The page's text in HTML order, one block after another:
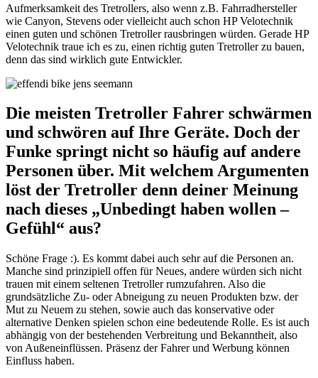
Aufmerksamkeit des Tretrollers, also wenn z.B. Fahrradhersteller
wie Canyon, Stevens oder vielleicht auch schon HP Velotechnik
einen guten und schönen Tretroller rausbringen würden. Gerade HP
Velotechnik traue ich es zu, einen richtig guten Tretroller zu bauen,
denn das sind wirklich gute Entwickler.
Die meisten Tretroller Fahrer schwärmen
und schwören auf Ihre Geräte. Doch der
Funke springt nicht so häufig auf andere
Personen über. Mit welchem Argumenten
löst der Tretroller denn deiner Meinung
nach dieses „Unbedingt haben wollen –
Gefühl“ aus?
Schöne Frage :). Es kommt dabei auch sehr auf die Personen an.
Manche sind prinzipiell offen für Neues, andere würden sich nicht
trauen mit einem seltenen Tretroller rumzufahren. Also die
grundsätzliche Zu- oder Abneigung zu neuen Produkten bzw. der
Mut zu Neuem zu stehen, sowie auch das konservative oder
alternative Denken spielen schon eine bedeutende Rolle. Es ist auch
abhängig von der bestehenden Verbreitung und Bekanntheit, also
von Außeneinflüssen. Präsenz der Fahrer und Werbung können
Einfluss haben.